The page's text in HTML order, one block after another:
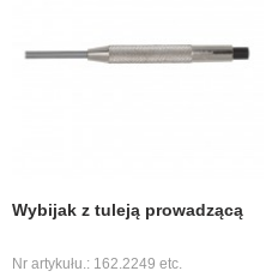
Wybijak z tuleją prowadzącą
Nr artykułu.: 162.2249 etc.